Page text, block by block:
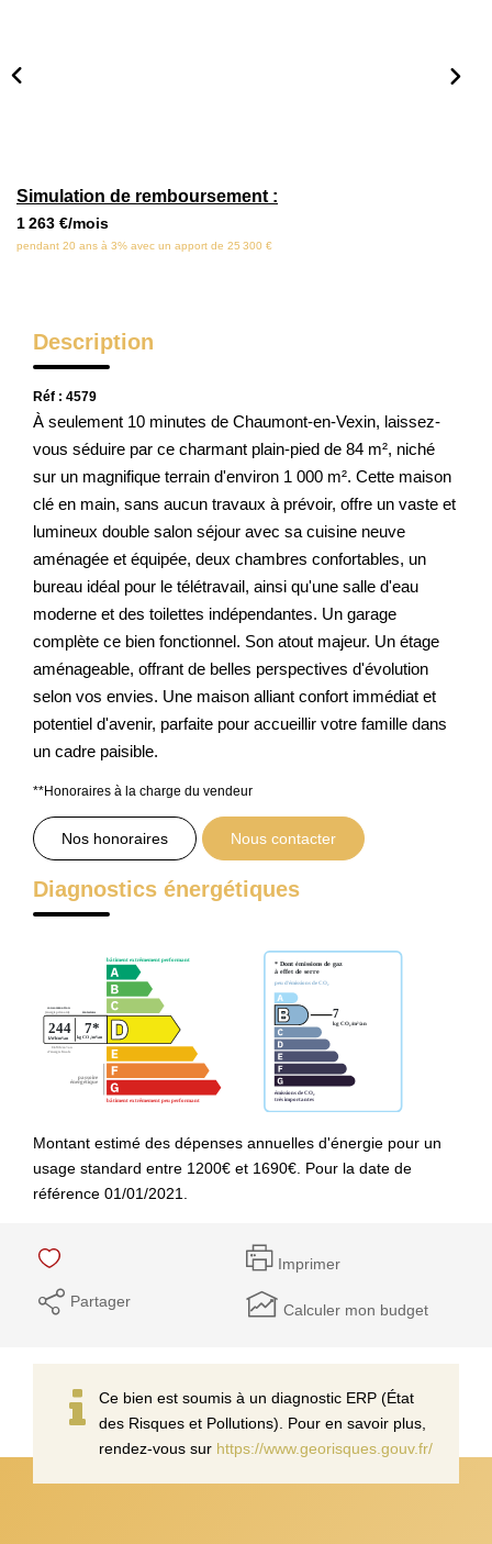
Acheter
LOUER / GÉRER
NOS CLIENTS
Nos Prestations
Avis Clients
Simulation de remboursement :
1 263 €/mois
pendant 20 ans à 3% avec un apport de 25 300 €
Description
Réf : 4579
À seulement 10 minutes de Chaumont-en-Vexin, laissez-
vous séduire par ce charmant plain-pied de 84 m², niché
sur un magnifique terrain d'environ 1 000 m². Cette maison
clé en main, sans aucun travaux à prévoir, offre un vaste et
lumineux double salon séjour avec sa cuisine neuve
aménagée et équipée, deux chambres confortables, un
bureau idéal pour le télétravail, ainsi qu'une salle d'eau
moderne et des toilettes indépendantes. Un garage
complète ce bien fonctionnel. Son atout majeur. Un étage
aménageable, offrant de belles perspectives d'évolution
selon vos envies. Une maison alliant confort immédiat et
potentiel d'avenir, parfaite pour accueillir votre famille dans
un cadre paisible.
**Honoraires à la charge du vendeur
Nos honoraires Nous contacter
Diagnostics énergétiques
Montant estimé des dépenses annuelles d'énergie pour un
usage standard entre 1200€ et 1690€. Pour la date de
référence 01/01/2021.
Imprimer
Partager Calculer mon budget
Ce bien est soumis à un diagnostic ERP (État
des Risques et Pollutions). Pour en savoir plus,
rendez-vous sur https://www.georisques.gouv.fr/